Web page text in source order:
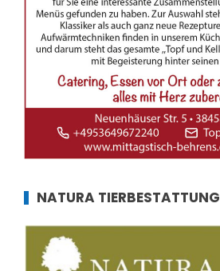
NATURA TIERBESTATTUNG